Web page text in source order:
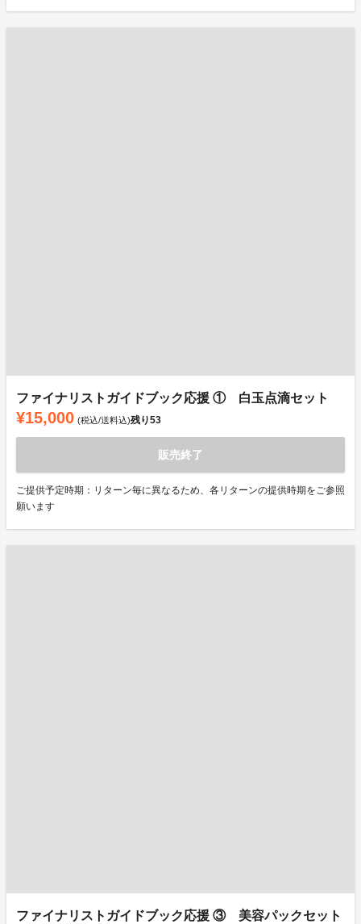
ファイナリストガイドブック応援 ① 白玉点滴セット
¥15,000 (税込/送料込)残り53
販売終了
ご提供予定時期：リターン毎に異なるため、各リターンの提供時期をご参照
願います
ファイナリストガイドブック応援 ③ 美容パックセット